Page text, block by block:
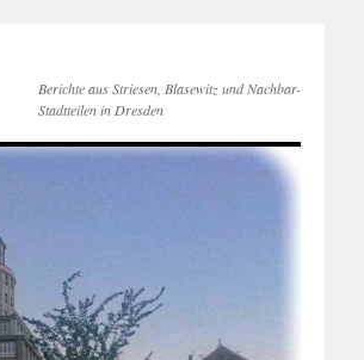
Berichte aus Striesen, Blasewitz und Nachbar-
Stadtteilen in Dresden